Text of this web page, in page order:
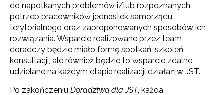
do napotkanych problemów i/lub rozpoznanych
potrzeb pracowników jednostek samorządu
terytorialnego oraz zaproponowanych sposobów ich
rozwiązania. Wsparcie realizowane przez team
doradczy będzie miało formę spotkań, szkoleń,
konsultacji, ale również będzie to wsparcie zdalne
udzielane na każdym etapie realizacji działań w JST.
Po zakończeniu Doradztwa dla JST, każda